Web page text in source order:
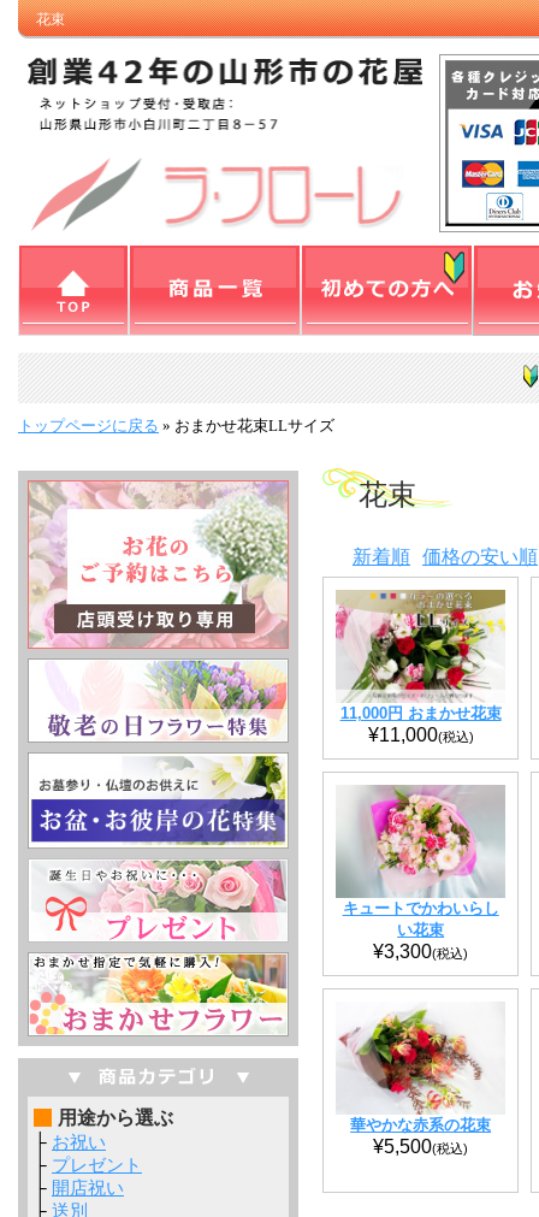
花束
トップページに戻る » おまかせ花束LLサイズ
用途から選ぶ
├ お祝い
├ プレゼント
├ 開店祝い
├ 送別
花束
新着順 価格の安い順
11,000円 おまかせ花束
¥11,000(税込)
キュートでかわいらし
い花束
¥3,300(税込)
華やかな赤系の花束
¥5,500(税込)